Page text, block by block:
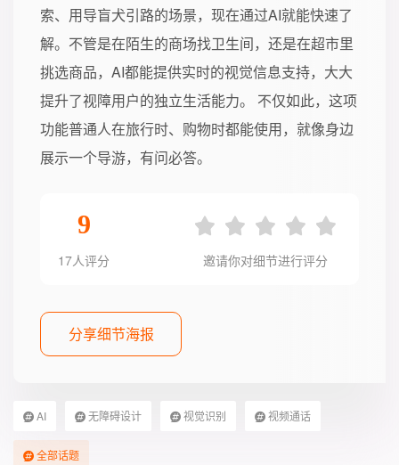
索、用导盲犬引路的场景，现在通过AI就能快速了
解。不管是在陌生的商场找卫生间，还是在超市里
挑选商品，AI都能提供实时的视觉信息支持，大大
提升了视障用户的独立生活能力。 不仅如此，这项
功能普通人在旅行时、购物时都能使用，就像身边
展示一个导游，有问必答。
9
17人评分 邀请你对细节进行评分
分享细节海报
AI 无障碍设计 视觉识别 视频通话
全部话题